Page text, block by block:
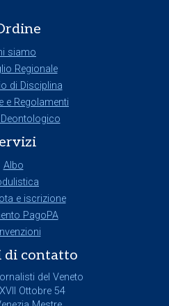
siamo
Regionale
di Disciplina
e Regolamenti
Albo
e iscrizione
PagoPA
di contatto
del Veneto
Ottobre 54